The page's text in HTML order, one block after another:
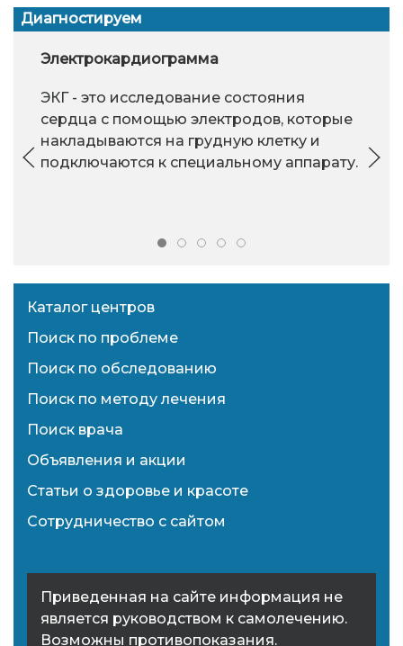
Диагностируем
Электрокардиограмма
ЭКГ - это исследование состояния
сердца с помощью электродов, которые
накладываются на грудную клетку и
подключаются к специальному аппарату.
Каталог центров
Поиск по проблеме
Поиск по обследованию
Поиск по методу лечения
Поиск врача
Объявления и акции
Статьи о здоровье и красоте
Сотрудничество с сайтом
Приведенная на сайте информация не
является руководством к самолечению.
Возможны противопоказания.